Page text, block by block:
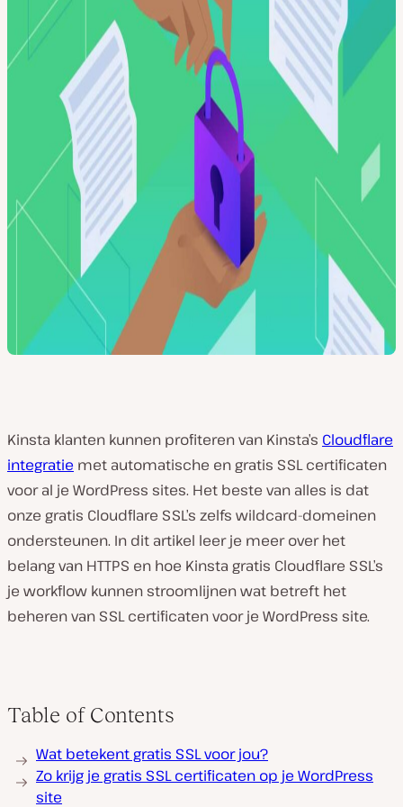
Kinsta klanten kunnen profiteren van Kinsta’s Cloudflare
integratie met automatische en gratis SSL certificaten
voor al je WordPress sites. Het beste van alles is dat
onze gratis Cloudflare SSL’s zelfs wildcard-domeinen
ondersteunen. In dit artikel leer je meer over het
belang van HTTPS en hoe Kinsta gratis Cloudflare SSL’s
je workflow kunnen stroomlijnen wat betreft het
beheren van SSL certificaten voor je WordPress site.
Table of Contents
Wat betekent gratis SSL voor jou?
Zo krijg je gratis SSL certificaten op je WordPress
site